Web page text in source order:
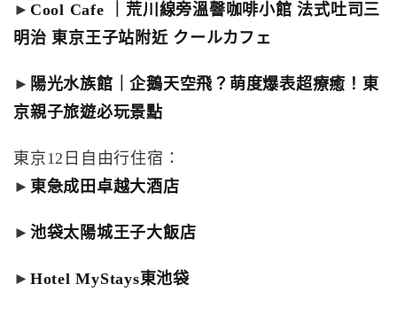
► Cool Cafe ｜荒川線旁溫韾咖啡小館 法式吐司三
明治 東京王子站附近 クールカフェ
► 陽光水族館｜企鵝天空飛？萌度爆表超療癒！東
京親子旅遊必玩景點
東京12日自由行住宿：
► 東急成田卓越大酒店
► 池袋太陽城王子大飯店
► Hotel MyStays東池袋